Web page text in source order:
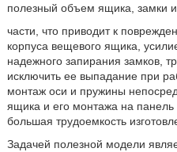
полезный объем ящика, замки
части, что приводит к
корпуса вещевого ящика,
надежного запирания замков,
исключить ее выпадание при
монтаж оси и пружины
ящика и его монтажа на панель
большая трудоемкость
Задачей полезной модели